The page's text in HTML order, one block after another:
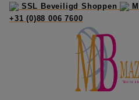
SSL Beveiligd Shoppen
+31 (0)88 006 7600